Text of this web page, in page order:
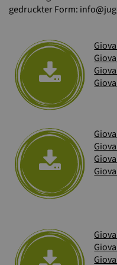
gedruckter Form: